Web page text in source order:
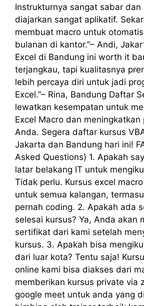
Instrukturnya sangat sabar dan
diajarkan sangat aplikatif.
membuat macro untuk
bulanan di kantor.”– Andi,
Excel di Bandung ini worth it
terjangkau, tapi kualitasnya
lebih percaya diri untuk jadi
Excel.”– Rina, Bandung Daftar
lewatkan kesempatan untuk
Excel Macro dan
Anda. Segera daftar kursus
Jakarta dan Bandung hari ini!
Asked Questions) 1. Apakah
latar belakang IT untuk
Tidak perlu. Kursus excel
untuk semua kalangan,
pernah coding. 2. Apakah ada
selesai kursus? Ya, Anda akan
sertifikat dari kami setelah
kursus. 3. Apakah bisa
dari luar kota? Tentu saja!
online kami bisa diakses dari
memberikan kursus private via
google meet untuk anda yang